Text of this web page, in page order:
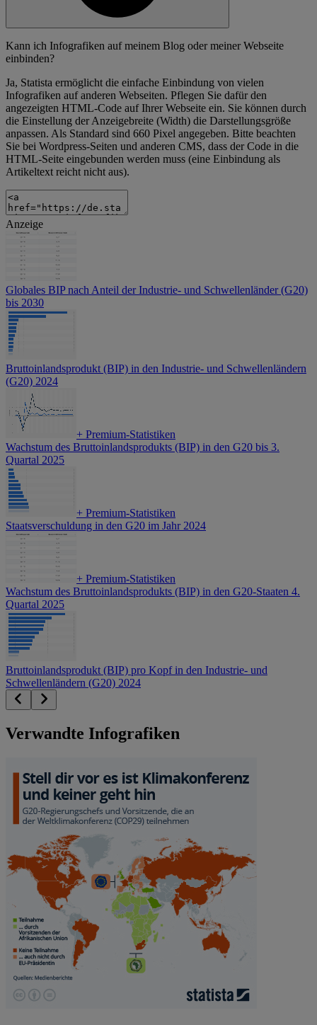
Kann ich Infografiken auf meinem Blog oder meiner Webseite
einbinden?
Ja, Statista ermöglicht die einfache Einbindung von vielen
Infografiken auf anderen Webseiten. Pflegen Sie dafür den
angezeigten HTML-Code auf Ihrer Webseite ein. Sie können durch
die Einstellung der Anzeigebreite (Width) die Darstellungsgröße
anpassen. Als Standard sind 660 Pixel angegeben. Bitte beachten
Sie bei Wordpress-Seiten und anderen CMS, dass der Code in die
HTML-Seite eingebunden werden muss (eine Einbindung als
Artikeltext reicht nicht aus).
Anzeige
Globales BIP nach Anteil der Industrie- und Schwellenländer (G20)
bis 2030
Bruttoinlandsprodukt (BIP) in den Industrie- und Schwellenländern
(G20) 2024
+ Premium-Statistiken
Wachstum des Bruttoinlandsprodukts (BIP) in den G20 bis 3.
Quartal 2025
+ Premium-Statistiken
Staatsverschuldung in den G20 im Jahr 2024
+ Premium-Statistiken
Wachstum des Bruttoinlandsprodukts (BIP) in den G20-Staaten 4.
Quartal 2025
Bruttoinlandsprodukt (BIP) pro Kopf in den Industrie- und
Schwellenländern (G20) 2024
Verwandte Infografiken